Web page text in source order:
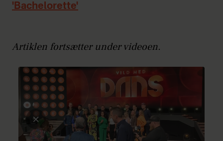
'Bachelorette'
Artiklen fortsætter under videoen.